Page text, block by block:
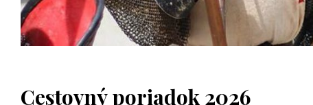
Cestovný poriadok 2026